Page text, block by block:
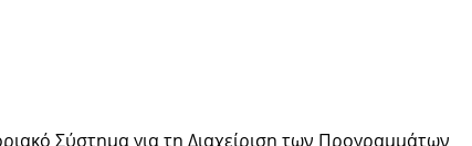
Σύστημα για τη Διαχείριση των Προγραμμάτων